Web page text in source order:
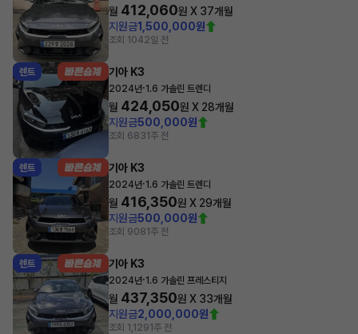
월 412,060원 X 37개월
지원금1,500,000원
조회 1042일 전
렌트 기아 K3
2024년·1.6 가솔린 트렌디
월 424,050원 X 28개월
지원금500,000원
조회 6831주 전
렌트 기아 K3
2024년·1.6 가솔린 트렌디
월 416,350원 X 29개월
지원금500,000원
조회 9081주 전
렌트 기아 K3
2024년·1.6 가솔린 프레스티지
월 437,350원 X 33개월
지원금2,000,000원
조회 1,1291주 전